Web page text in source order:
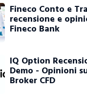
Fineco Conto e
recensione e
Fineco Bank
IQ Option
Demo - Opinioni
Broker CFD